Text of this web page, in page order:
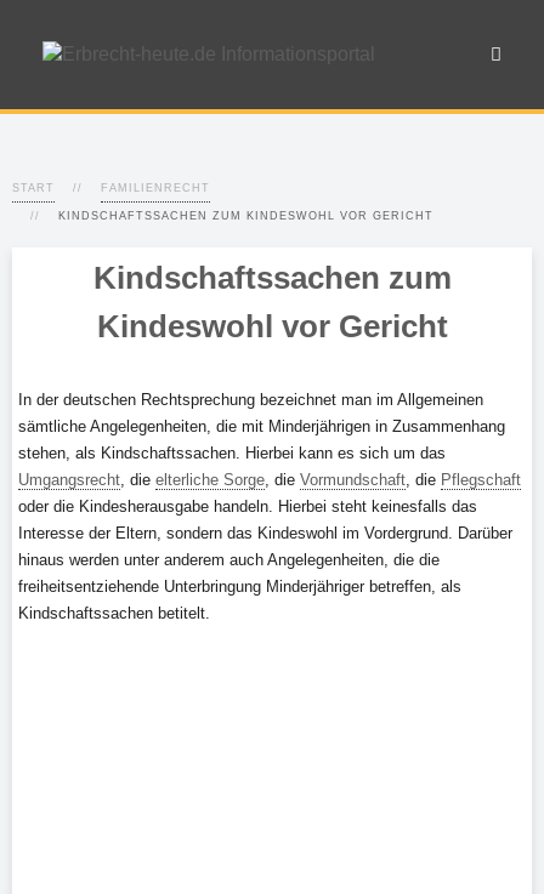
START FAMILIENRECHT
KINDSCHAFTSSACHEN ZUM KINDESWOHL VOR GERICHT
Kindschaftssachen zum
Kindeswohl vor Gericht
In der deutschen Rechtsprechung bezeichnet man im Allgemeinen
sämtliche Angelegenheiten, die mit Minderjährigen in Zusammenhang
stehen, als Kindschaftssachen. Hierbei kann es sich um das
Umgangsrecht, die elterliche Sorge, die Vormundschaft, die Pflegschaft
oder die Kindesherausgabe handeln. Hierbei steht keinesfalls das
Interesse der Eltern, sondern das Kindeswohl im Vordergrund. Darüber
hinaus werden unter anderem auch Angelegenheiten, die die
freiheitsentziehende Unterbringung Minderjähriger betreffen, als
Kindschaftssachen betitelt.